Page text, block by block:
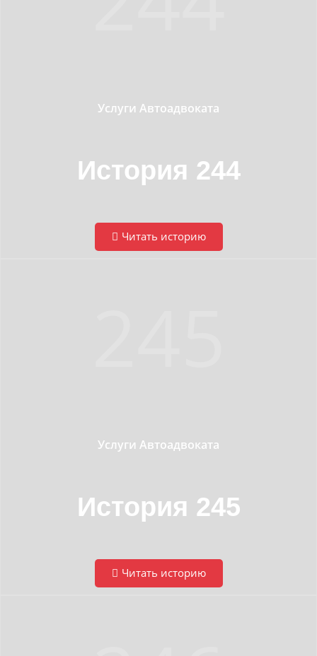
Услуги Автоадвоката
История 244
Читать историю
Услуги Автоадвоката
История 245
Читать историю